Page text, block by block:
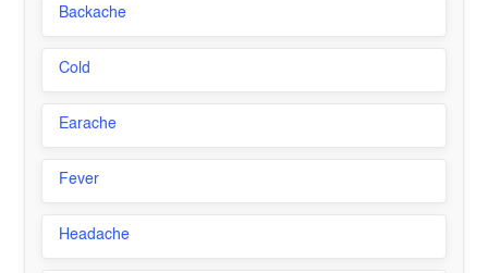
Backache
Cold
Earache
Fever
Headache